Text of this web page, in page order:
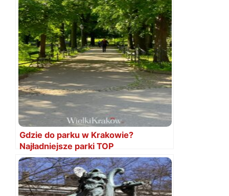
Gdzie do parku w Krakowie?
Najładniejsze parki TOP